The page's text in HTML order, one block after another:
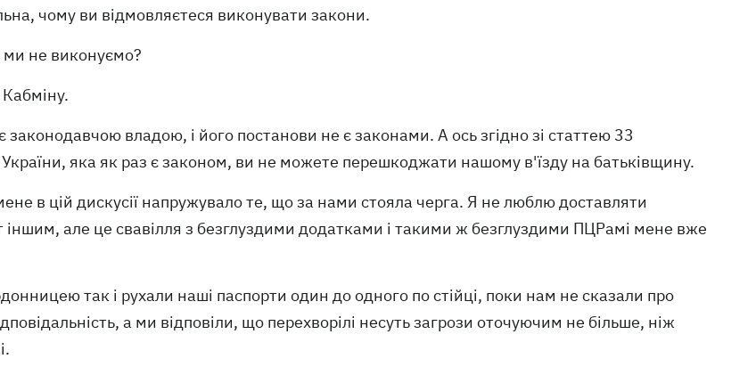
чому ви відмовляєтеся виконувати закони.
ми не виконуємо?
законодавчою владою, і його постанови не є законами. А ось згідно зі статтею 33
України, яка як раз є законом, ви не можете перешкоджати нашому в'їзду на батьківщину.
в цій дискусії напружувало те, що за нами стояла черга. Я не люблю доставляти
але це свавілля з безглуздими додатками і такими ж безглуздими ПЦРамі мене вже
так і рухали наші паспорти один до одного по стійці, поки нам не сказали про
а ми відповіли, що перехворілі несуть загрози оточуючим не більше, ніж